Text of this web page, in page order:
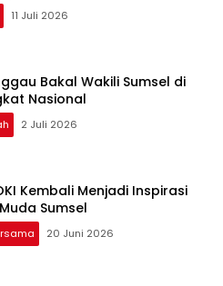
11 Juli 2026
Bakal Wakili Sumsel di
Nasional
2 Juli 2026
Kembali Menjadi Inspirasi
Sumsel
20 Juni 2026